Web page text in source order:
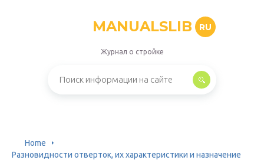
MANUALSLIB RU
Журнал о стройке
Home
Разновидности отверток, их характеристики и назначение